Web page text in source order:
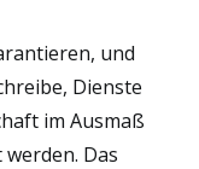
und
Dienste
im Ausmaß
Das